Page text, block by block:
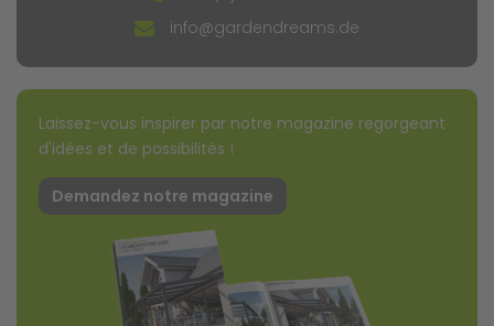
info@gardendreams.de
Laissez-vous inspirer par notre magazine regorgeant
d'idées et de possibilités !
Demandez notre magazine